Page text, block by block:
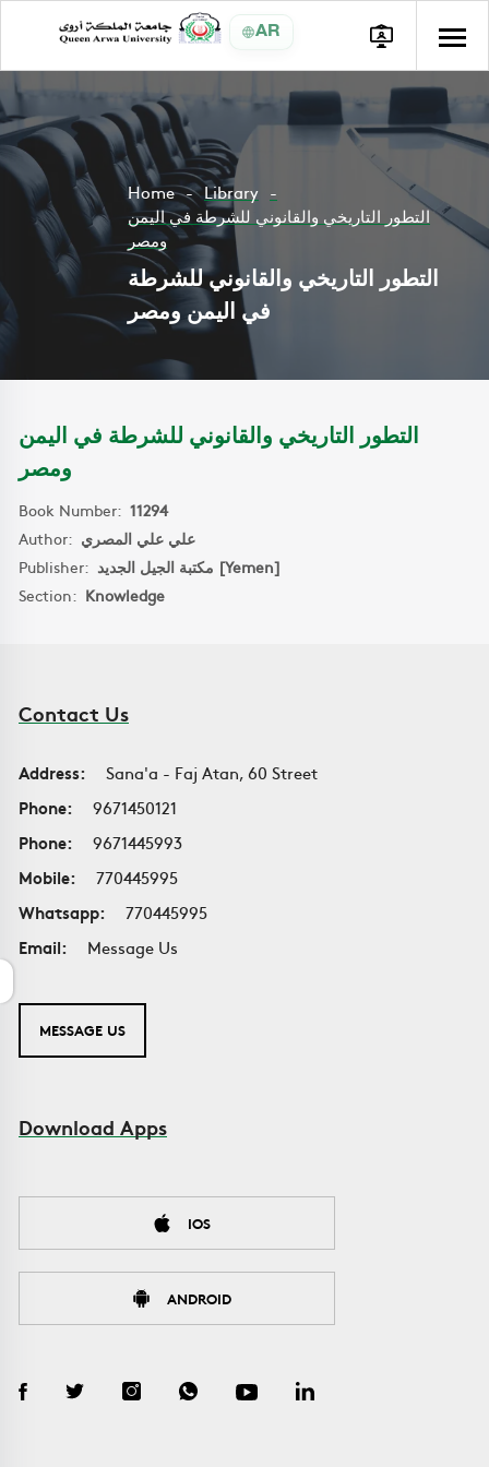
AR
Home
Library
التطور التاريخي والقانوني للشرطة في اليمن
ومصر
التطور التاريخي والقانوني للشرطة
في اليمن ومصر
التطور التاريخي والقانوني للشرطة في اليمن
ومصر
Book Number: 11294
Author: علي علي المصري
Publisher:
مكتبة الجيل الجديد [Yemen]
Section: Knowledge
Contact Us
Address:
Sana'a - Faj Atan, 60 Street
Phone:
9671450121
Phone:
9671445993
Mobile:
770445995
Whatsapp:
770445995
Email:
Message Us
MESSAGE US
Download Apps
IOS
ANDROID